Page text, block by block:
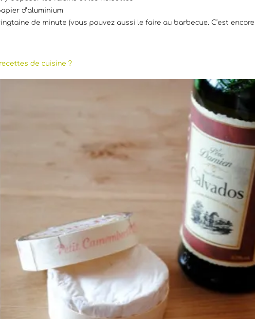
d’aluminium
de minute (vous pouvez aussi le faire au barbecue. C’est
de cuisine ?